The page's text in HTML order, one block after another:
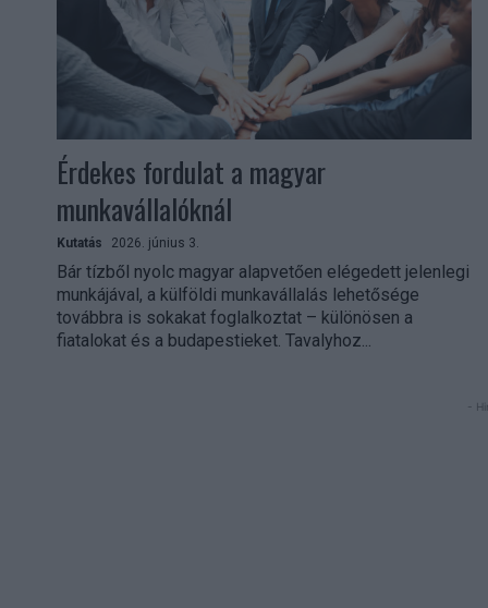
Érdekes fordulat a magyar
munkavállalóknál
Kutatás 2026. június 3.
Bár tízből nyolc magyar alapvetően elégedett jelenlegi
munkájával, a külföldi munkavállalás lehetősége
továbbra is sokakat foglalkoztat – különösen a
fiatalokat és a budapestieket. Tavalyhoz...
-